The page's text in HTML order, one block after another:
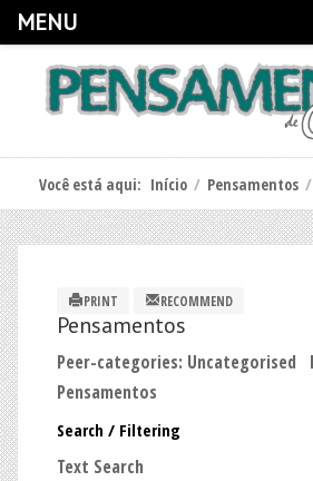
MENU
Você está aqui: Início / Pensamentos /
PRINT RECOMMEND
Pensamentos
Peer-categories: Uncategorised
Pensamentos
Search / Filtering
Text Search